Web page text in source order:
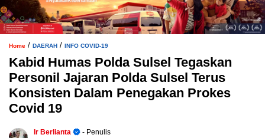
Home / DAERAH / INFO COVID-19
Kabid Humas Polda Sulsel Tegaskan
Personil Jajaran Polda Sulsel Terus
Konsisten Dalam Penegakan Prokes
Covid 19
Ir Berlianta
- Penulis